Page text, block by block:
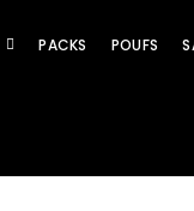
PACKS POUFS